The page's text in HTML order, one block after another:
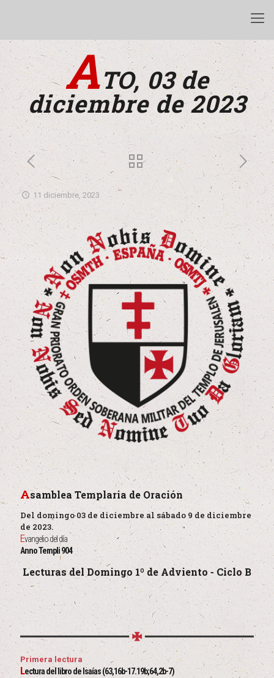
ATO, 03 de
diciembre de 2023
11 diciembre, 2023
Asamblea Templaria de Oración
Del domingo 03 de diciembre al sábado 9 de diciembre
de 2023.
Evangelio del día
Anno Templi 904
Lecturas del Domingo 1º de Adviento - Ciclo B
Primera lectura
Lectura del libro de Isaías (63,16b-17.19b;64,2b-7)